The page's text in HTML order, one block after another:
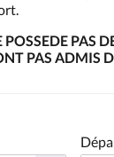
PAS
PAS ADMIS